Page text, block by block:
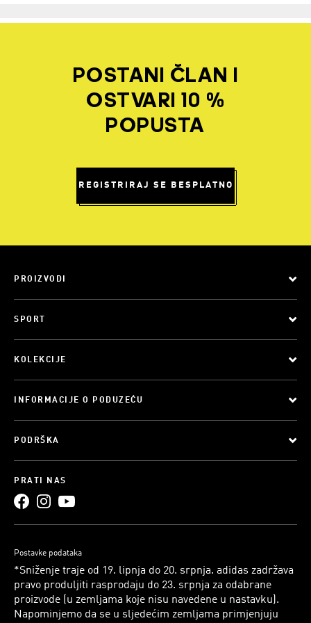
POSTANI ČLAN I
OSTVARI 10 %
POPUSTA
REGISTRIRAJ SE BESPLATNO
PROIZVODI
SPORT
KOLEKCIJE
INFORMACIJE O PODUZEĆU
PODRŠKA
PRATI NAS
Postavke podataka
*Sniženje traje od 19. lipnja do 20. srpnja. adidas zadržava
pravo produljiti rasprodaju do 23. srpnja za odabrane
proizvode (u zemljama koje nisu navedene u nastavku).
Napominjemo da se u sljedećim zemljama primjenjuju